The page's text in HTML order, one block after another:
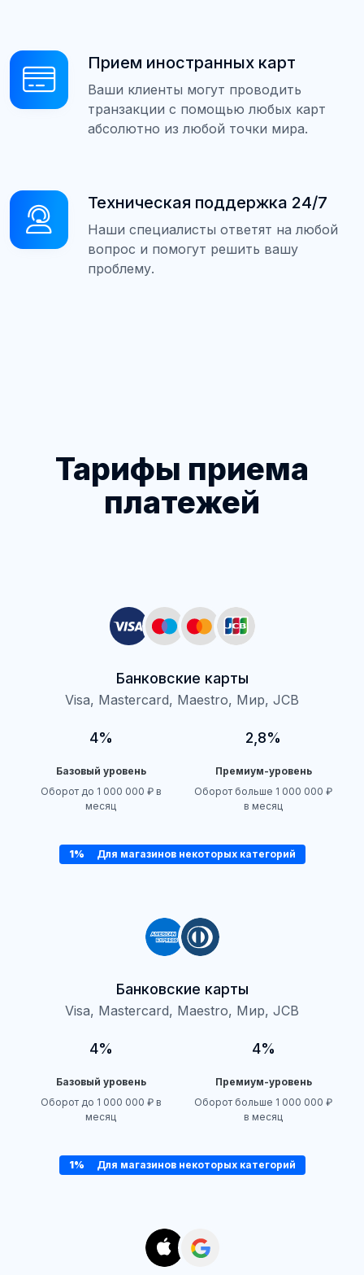
Прием иностранных карт
Ваши клиенты могут проводить
транзакции с помощью любых карт
абсолютно из любой точки мира.
Техническая поддержка 24/7
Наши специалисты ответят на любой
вопрос и помогут решить вашу
проблему.
Тарифы приема
платежей
Банковские карты
Visa, Mastercard, Maestro, Мир, JCB
4%
Базовый уровень
Оборот до 1 000 000 ₽ в
месяц
2,8%
Премиум-уровень
Оборот больше 1 000 000 ₽
в месяц
1% Для магазинов некоторых категорий
Банковские карты
Visa, Mastercard, Maestro, Мир, JCB
4%
Базовый уровень
Оборот до 1 000 000 ₽ в
месяц
4%
Премиум-уровень
Оборот больше 1 000 000 ₽
в месяц
1% Для магазинов некоторых категорий